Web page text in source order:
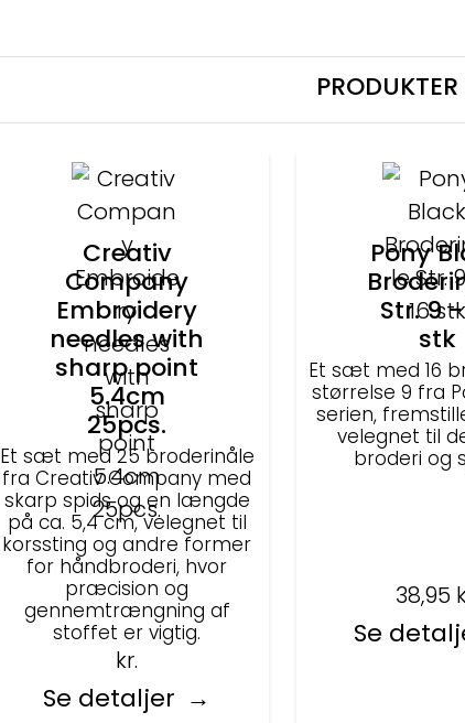
Creativ
Company
Embroidery
needles with
sharp point
5.4cm
25pcs.
Et sæt med 25 broderinåle
fra Creativ Company med
skarp spids og en længde
på ca. 5,4 cm, velegnet til
korssting og andre former
for håndbroderi, hvor
præcision og
gennemtrængning af
stoffet er vigtig.
kr.
Se detaljer
Pony
Str. 9 -
stk
Et sæt med 16
størrelse 9 fra
serien,
velegnet til
broderi og
38,95
Se